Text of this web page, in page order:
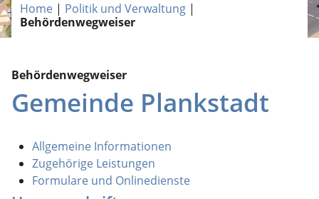
Home | Politik und Verwaltung |
Behördenwegweiser
Behördenwegweiser
Gemeinde Plankstadt
Allgemeine Informationen
Zugehörige Leistungen
Formulare und Onlinedienste